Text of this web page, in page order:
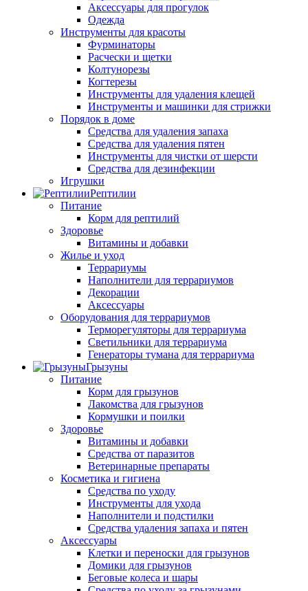
Аксессуары для прогулок
Одежда
Инструменты для красоты
Фурминаторы
Расчески и щетки
Колтунорезы
Когтерезы
Инструменты для удаления клещей
Инструменты и машинки для стрижки
Порядок в доме
Средства для удаления запаха
Средства для удаления пятен
Инструменты для чистки от шерсти
Средства для дезинфекции
Игрушки
Рептилии
Питание
Корм для рептилий
Здоровье
Витамины и добавки
Жилье и уход
Террариумы
Наполнители для террариумов
Декорации
Аксессуары
Оборудования для террариумов
Терморегуляторы для террариума
Светильники для террариума
Генераторы тумана для террариума
Грызуны
Питание
Корм для грызунов
Лакомства для грызунов
Кормушки и поилки
Здоровье
Витамины и добавки
Средства от паразитов
Ветеринарные препараты
Косметика и гигиена
Средства по уходу
Инструменты для ухода
Наполнители и подстилки
Средства удаления запаха и пятен
Аксессуары
Клетки и переноски для грызунов
Домики для грызунов
Беговые колеса и шары